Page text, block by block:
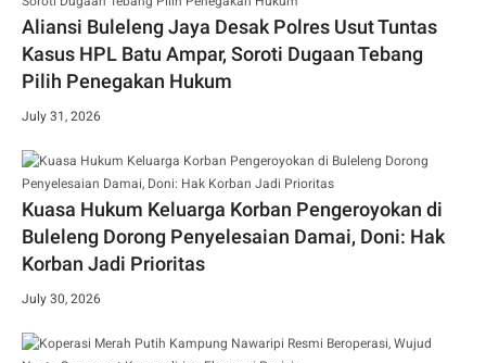
Aliansi Buleleng Jaya Desak Polres Usut Tuntas
Kasus HPL Batu Ampar, Soroti Dugaan Tebang
Pilih Penegakan Hukum
July 31, 2026
Kuasa Hukum Keluarga Korban Pengeroyokan di
Buleleng Dorong Penyelesaian Damai, Doni: Hak
Korban Jadi Prioritas
July 30, 2026